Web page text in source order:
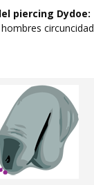
piercing Dydoe: